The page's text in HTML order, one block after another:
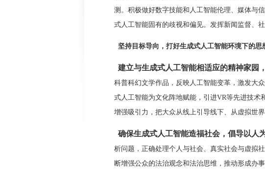
测。积极做好数字技能和人工智能伦理、媒体与
式人工智能固有的歧视和偏见。发挥新闻监督、
坚持目标导向，打好生成式人工智能环境下的思
建立与生成式人工智能相适应的精神家园
科普科幻文学作品，反映人工智能变革，激发大
式人工智能为文化阵地赋能，引进VR等先进技术
增强吸引力，把大众从线上引导线下、从虚拟世界
确保生成式人工智能造福社会，倡导以人
析问题，正确处理个人与社会、真实社会与虚拟
断增强公众的法治观念和法治思维，推动形成办